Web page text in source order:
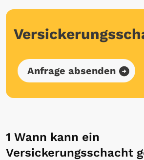
Anfrage absenden
1 Wann kann ein
Versickerungsschacht